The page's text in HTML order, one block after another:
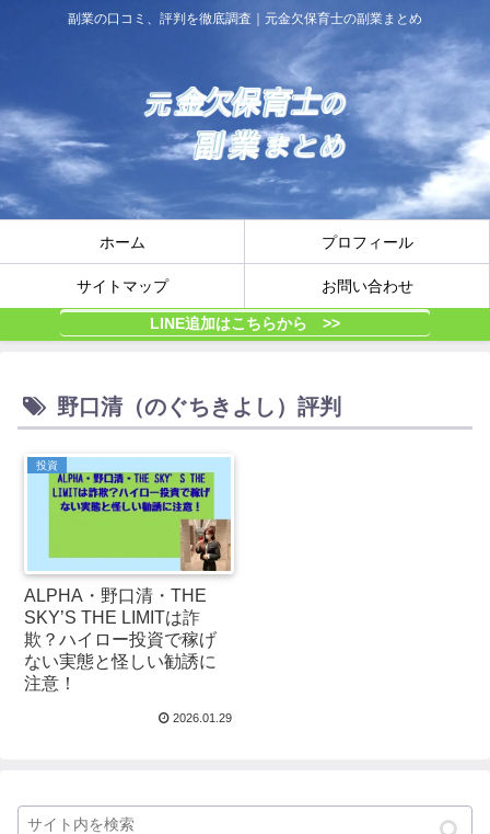
副業の口コミ、評判を徹底調査｜元金欠保育士の副業まとめ
ホーム プロフィール
サイトマップ お問い合わせ
LINE追加はこちらから >>
野口清（のぐちきよし）評判
投資
ALPHA・野口清・THE
SKY’S THE LIMITは詐
欺？ハイロー投資で稼げ
ない実態と怪しい勧誘に
注意！
2026.01.29